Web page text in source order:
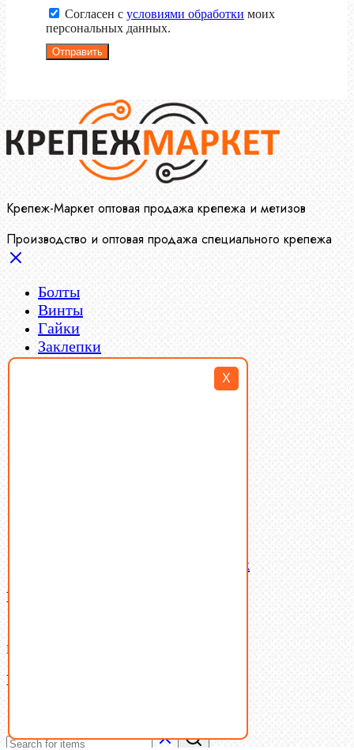
X
Согласен с условиями обработки моих
персональных данных.
Отправить
Крепеж-Маркет оптовая продажа крепежа и метизов
Производство и оптовая продажа специального крепежа
Болты
Винты
Гайки
Заклепки
Пресс-масленки
Латунный и бронзовый крепеж
Ваша корзина
В корзине нет товаров.
Поиск